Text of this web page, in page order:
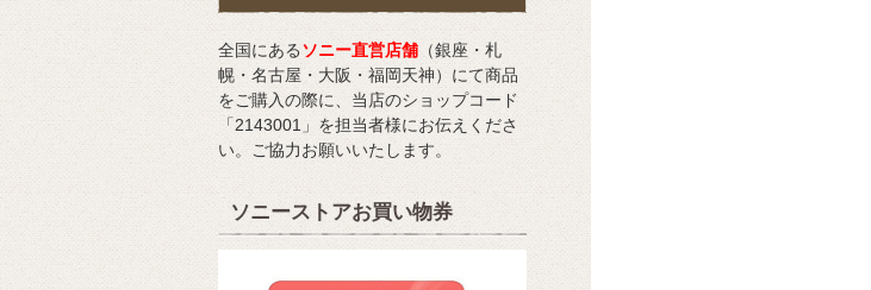
全国にあるソニー直営店舗 （銀座・札
幌・名古屋・大阪・福岡天神）にて商品
をご購入の際に、当店のショップコード
「2143001」を担当者様にお伝えくださ
い。ご協力お願いいたします。
ソニーストアお買い物券